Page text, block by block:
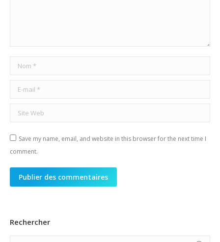
Nom *
E-mail *
Site Web
Save my name, email, and website in this browser for the next time I
comment.
Publier des commentaires
Rechercher